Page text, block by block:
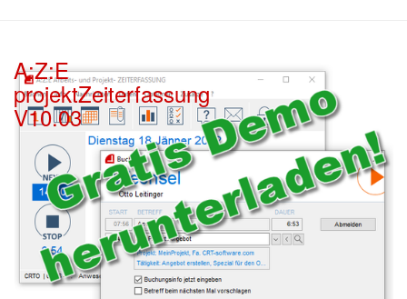
A:Z:E
projektZeiterfassung
V10.03